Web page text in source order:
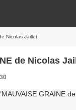
Nicolas Jaillet
de Nicolas